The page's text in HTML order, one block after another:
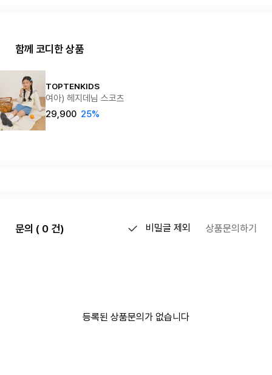
함께 코디한 상품
TOPTENKIDS
여아) 헤지데님 스코츠
29,900 25%
문의 ( 0 건) 비밀글 제외 상품문의하기
등록된 상품문의가 없습니다